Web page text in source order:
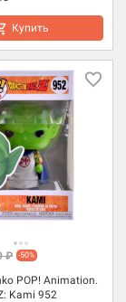
Купить
POP! Animation.
Kami 952
₽ -50%